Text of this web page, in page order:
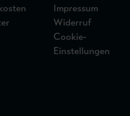
Impressum
Widerruf
Cookie-
Einstellungen